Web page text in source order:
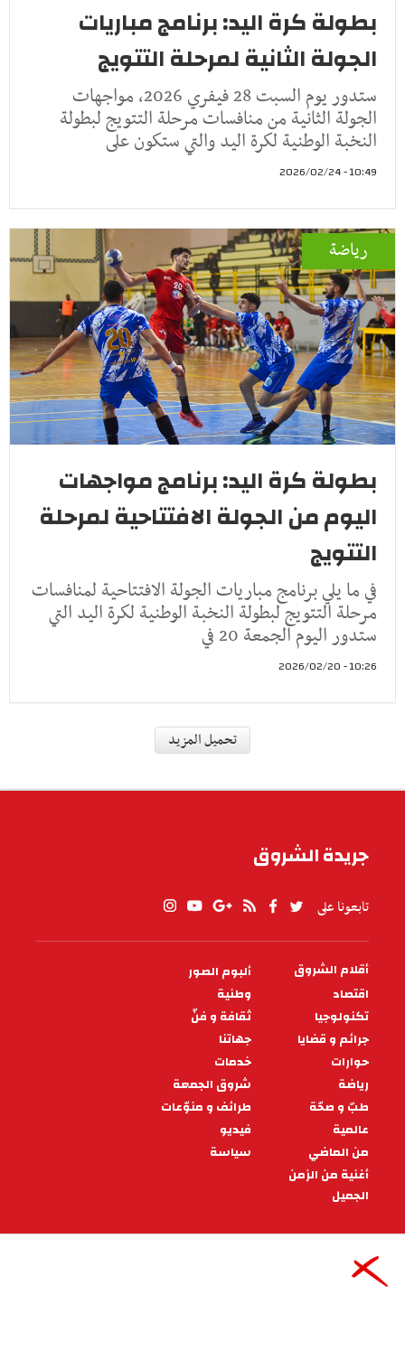
بطولة كرة اليد: برنامج مباريات
الجولة الثانية لمرحلة التتويج
ستدور يوم السبت 28 فيفري 2026، مواجهات
الجولة الثانية من منافسات مرحلة التتويج لبطولة
النخبة الوطنية لكرة اليد والتي ستكون على
10:49 - 2026/02/24
رياضة
بطولة كرة اليد: برنامج مواجهات
اليوم من الجولة الافتتاحية لمرحلة
التتويج
في ما يلي برنامج مباريات الجولة الافتتاحية لمنافسات
مرحلة التتويج لبطولة النخبة الوطنية لكرة اليد التي
ستدور اليوم الجمعة 20 في
10:26 - 2026/02/20
بطولة كرة اليد: برنامج مباريات
الجولة الافتتاحية لمرحلة التتويج
في ما يلي برنامج مباريات الجولة الافتتاحية لمنافسات
مرحلة التتويج لبطولة النخبة الوطنية لكرة اليد التي
ستدور يوم الجمعة 20 فيفر
10:20 - 2026/02/17
رياضة